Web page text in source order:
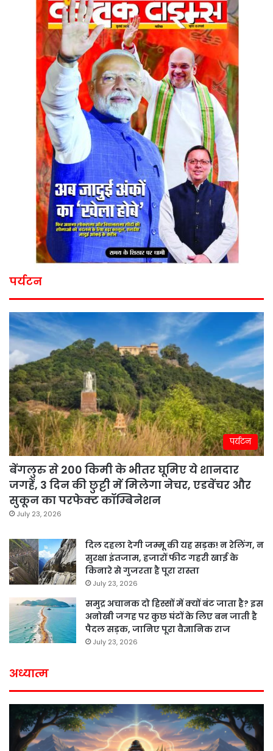
पर्यटन
पर्यटन
बेंगलुरु से 200 किमी के भीतर घूमिए ये शानदार
जगहें, 3 दिन की छुट्टी में मिलेगा नेचर, एडवेंचर और
सुकून का परफेक्ट कॉम्बिनेशन
July 23, 2026
दिल दहला देगी जम्मू की यह सड़क! न रेलिंग, न
सुरक्षा इंतजाम, हजारों फीट गहरी खाई के
किनारे से गुजरता है पूरा रास्ता
July 23, 2026
समुद्र अचानक दो हिस्सों में क्यों बंट जाता है? इस
अनोखी जगह पर कुछ घंटों के लिए बन जाती है
पैदल सड़क, जानिए पूरा वैज्ञानिक राज
July 23, 2026
अध्यात्म